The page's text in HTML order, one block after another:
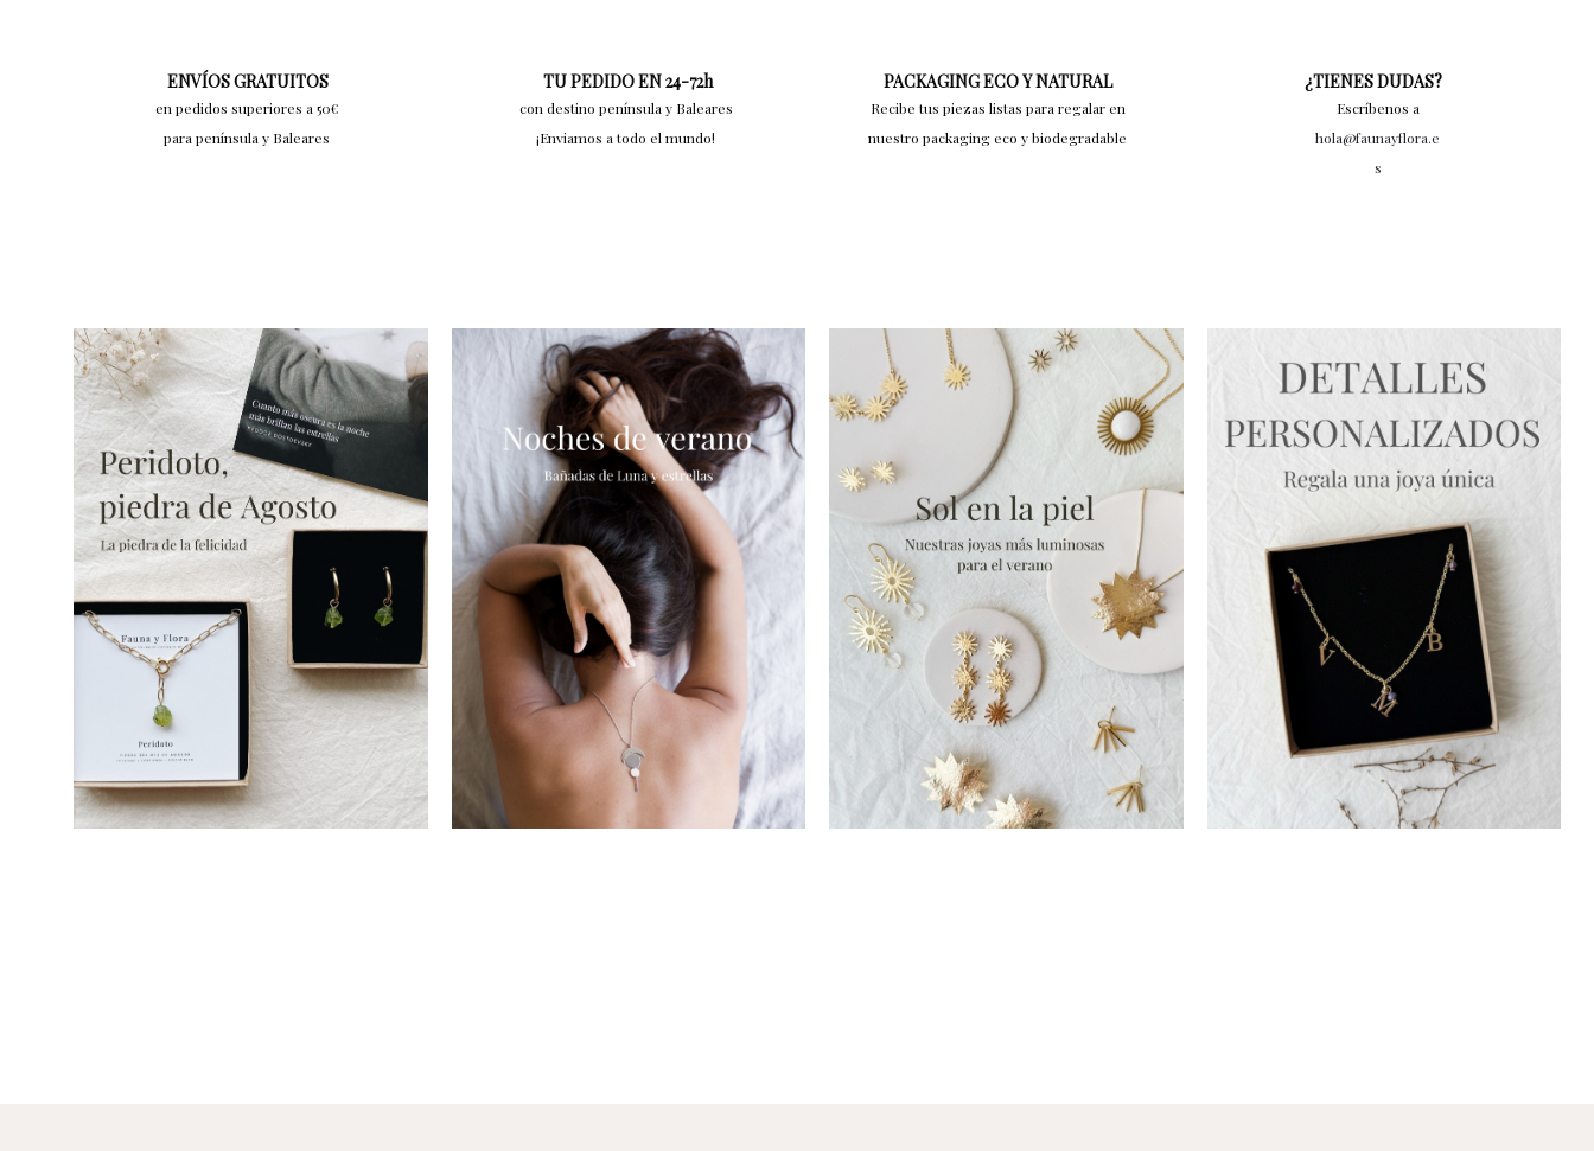
ENVÍOS GRATUITOS
en pedidos superiores a 50€
para península y Baleares
TU PEDIDO EN 24-72h
con destino península y Baleares
¡Enviamos a todo el mundo!
PACKAGING ECO Y NATURAL
Recibe tus piezas listas para regalar en
nuestro packaging eco y biodegradable
¿TIENES DUDAS?
Escríbenos a
hola@faunayflora.e
s